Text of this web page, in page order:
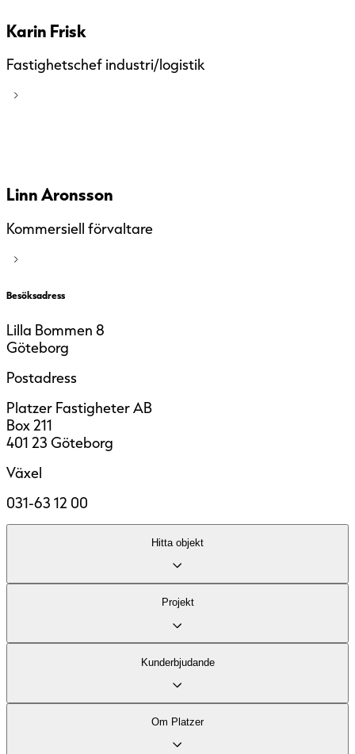
Karin Frisk
Fastighetschef industri/logistik
Linn Aronsson
Kommersiell förvaltare
Besöksadress
Lilla Bommen 8
Göteborg
Postadress
Platzer Fastigheter AB
Box 211
401 23 Göteborg
Växel
031-63 12 00
Hitta objekt
Fastigheter
Projekt
Stadsutveckling
Kund­erbjudande
Vårt kontorserbjudande
Vårt logistikerbjudande
Om Platzer